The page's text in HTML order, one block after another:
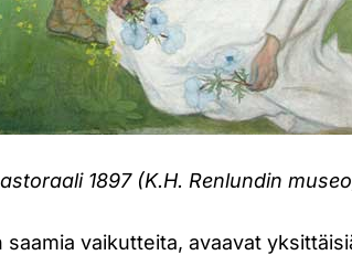
1897 (K.H. Renlundin
vaikutteita, avaavat